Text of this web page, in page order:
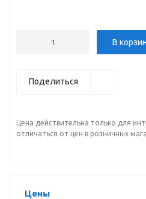
В
Поделиться
Цена действительна только для
отличаться от цен в розничных
Цены